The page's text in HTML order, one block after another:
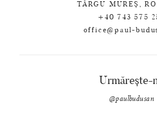
TÂRGU MUREȘ,
+40 743 575
office@paul-
Urmărește-
@paulbudusan